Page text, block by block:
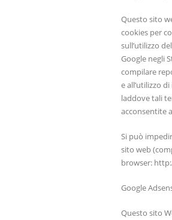
Questo sito
cookies per
sull’utilizzo
Google negli
compilare
e all’utilizzo
laddove tali
acconsentite
Si può
sito web
browser:
Google
Questo sito